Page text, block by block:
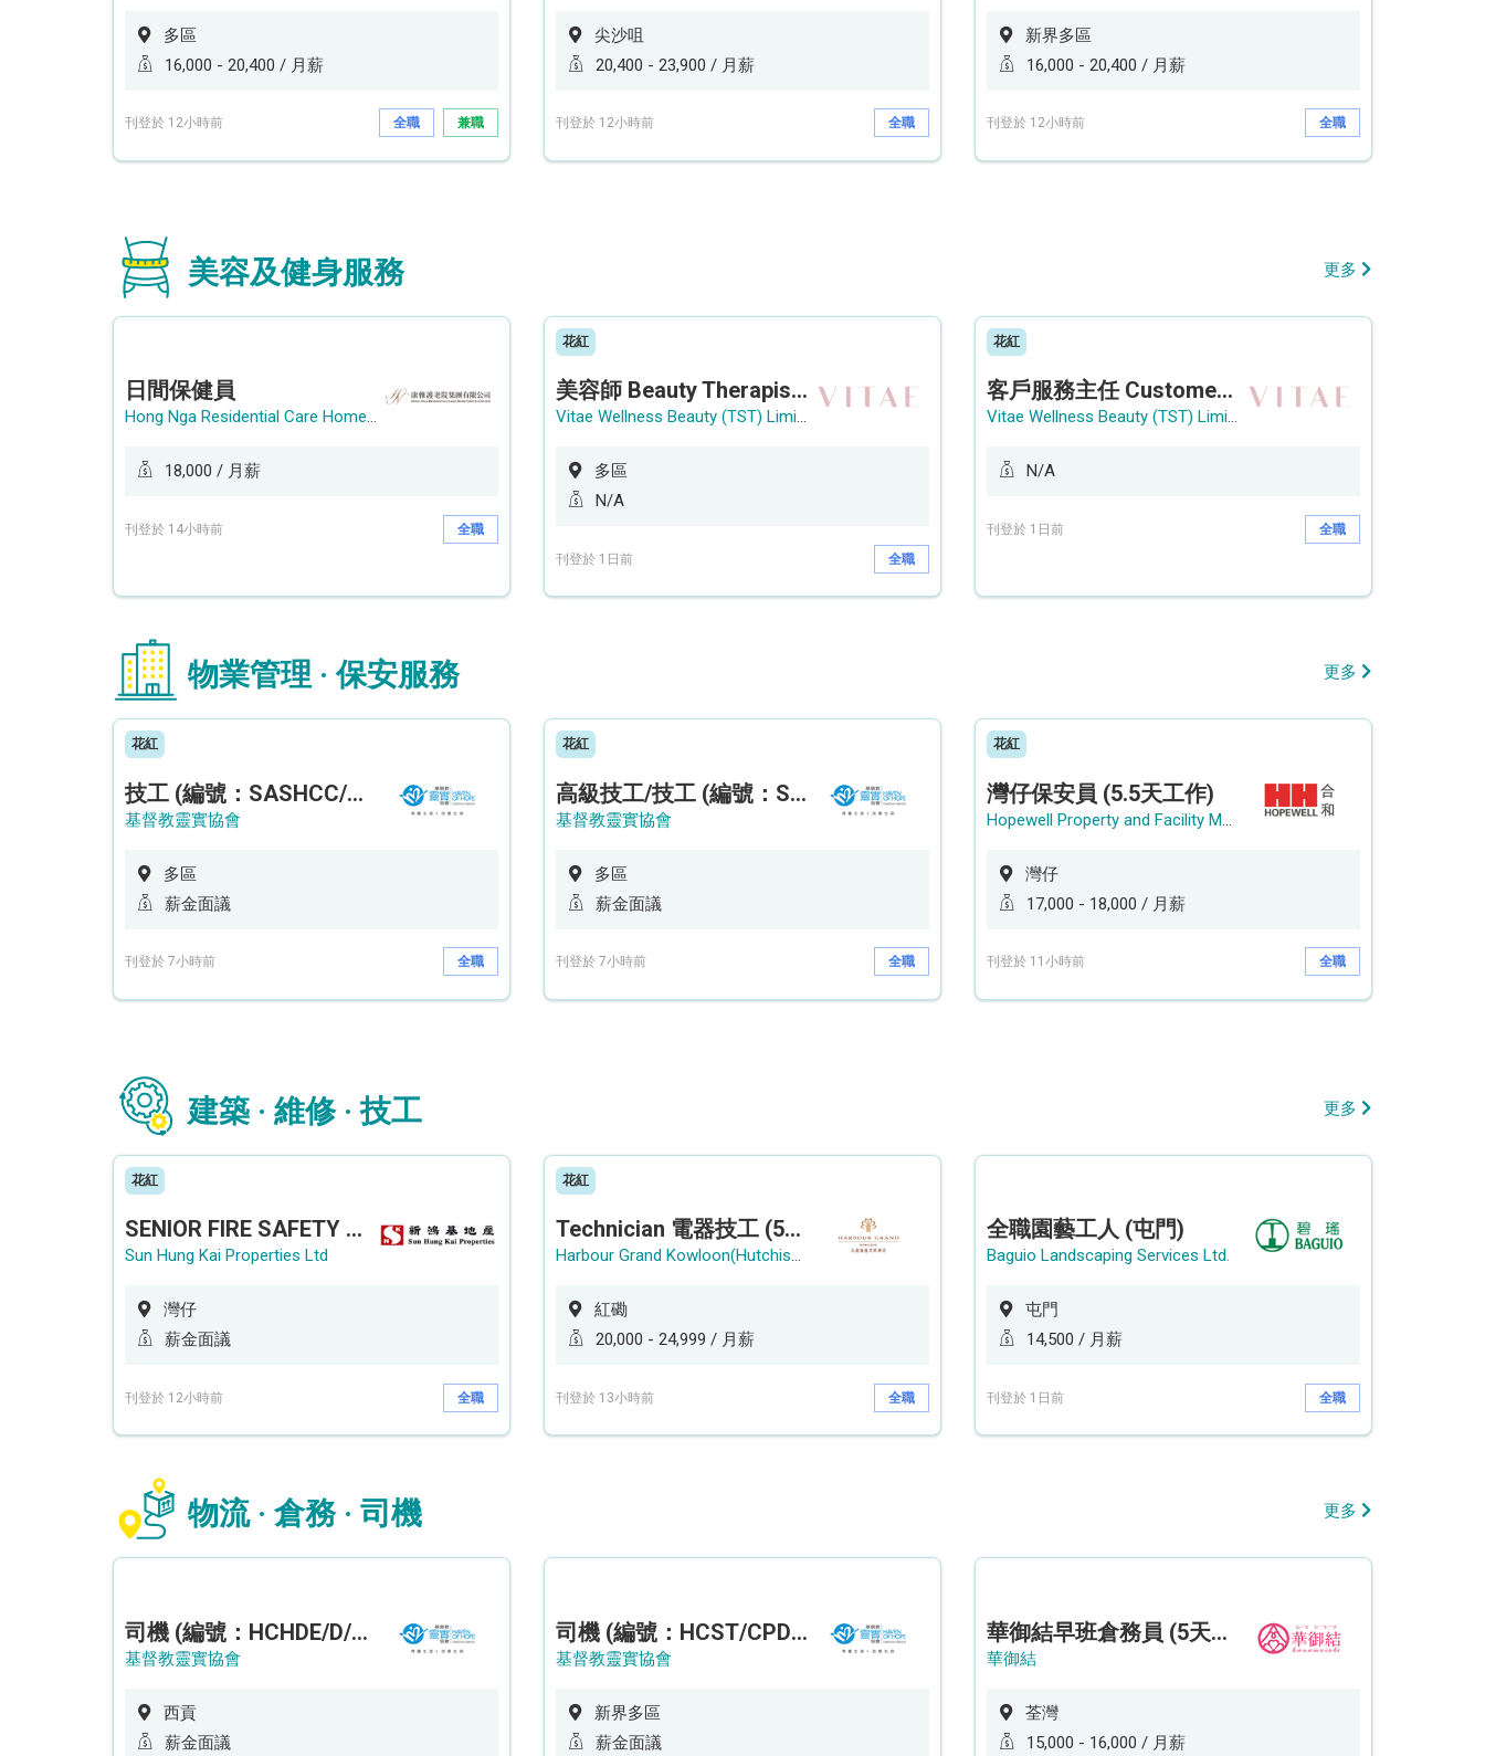
多區
16,000 - 20,400 / 月薪
刊登於 12小時前 全職 兼職
尖沙咀
20,400 - 23,900 / 月薪
刊登於 12小時前 全職
新界多區
16,000 - 20,400 / 月薪
刊登於 12小時前 全職
美容及健身服務 更多
日間保健員
Hong Nga Residential Care Home Group Limited
18,000 / 月薪
刊登於 14小時前 全職
花紅
美容師 Beauty Therapist (銅鑼灣 / 尖沙咀)
Vitae Wellness Beauty (TST) Limited
多區
N/A
刊登於 1日前 全職
花紅
客戶服務主任 Customer Service Officer (銅鑼灣)
Vitae Wellness Beauty (TST) Limited
N/A
刊登於 1日前 全職
物業管理 · 保安服務 更多
花紅
技工 (編號：SASHCC/A/CTE)
基督教靈實協會
多區
薪金面議
刊登於 7小時前 全職
花紅
高級技工/技工 (編號：SSO/FM/A/CTE)
基督教靈實協會
多區
薪金面議
刊登於 7小時前 全職
花紅
灣仔保安員 (5.5天工作)
Hopewell Property and Facility Management Ltd. 合和物業及設施管理有限公司
灣仔
17,000 - 18,000 / 月薪
刊登於 11小時前 全職
建築 · 維修 · 技工 更多
花紅
SENIOR FIRE SAFETY OFFICER / FIRE SAFETY OFFICER
Sun Hung Kai Properties Ltd
灣仔
薪金面議
刊登於 12小時前 全職
花紅
Technician 電器技工 (5-Day Work Week)
Harbour Grand Kowloon(Hutchison Hotel Hong Kong Limited)
紅磡
20,000 - 24,999 / 月薪
刊登於 13小時前 全職
全職園藝工人 (屯門)
Baguio Landscaping Services Ltd.
屯門
14,500 / 月薪
刊登於 1日前 全職
物流 · 倉務 · 司機 更多
司機 (編號：HCHDE/D/CTE)
基督教靈實協會
西貢
薪金面議
司機 (編號：HCST/CPD/CTE)
基督教靈實協會
新界多區
薪金面議
華御結早班倉務員 (5天工作週)
華御結
荃灣
15,000 - 16,000 / 月薪